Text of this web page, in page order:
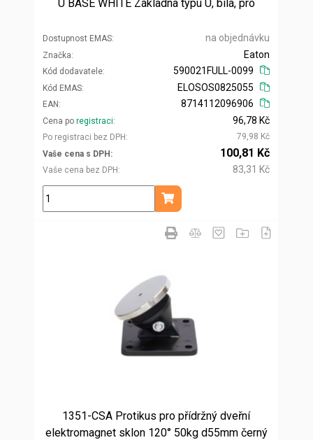
U BASE WHITE Základna typu U, bílá, pro
Dostupnost EMAS na objednávku
Značka
Kód dodavatele
Eaton
590021FULL-0099
Kód EMAS
EAN
ELOSOS0825055
8714112096906
Cena po registraci
Po registraci bez DPH
96,78 Kč
79,98 Kč
Vaše cena s DPH
Vaše cena bez DPH
100,81 Kč
83,31 Kč
ks
Přidat do košíku
1351-CSA Protikus pro přídržný dveřní
elektromagnet sklon 120° 50kg d55mm černý